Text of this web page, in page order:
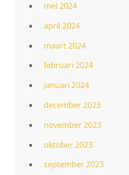
mei 2024
april 2024
maart 2024
februari 2024
januari 2024
december 2023
november 2023
oktober 2023
september 2023